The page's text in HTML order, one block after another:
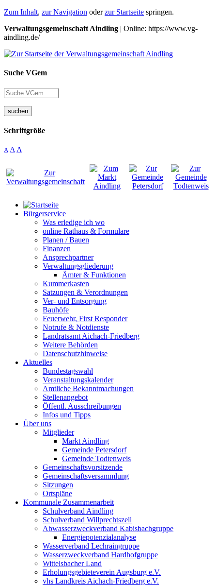
Zum Inhalt, zur Navigation oderzur Startseite springen.
Verwaltungsgemeinschaft Aindling | Online: https://www.vg-
aindling.de/
Suche VGem
suchen
Schriftgröße
A A A
Bürgerservice
Was erledige ich wo
online Rathaus & Formulare
Planen / Bauen
Finanzen
Ansprechpartner
Verwaltungsgliederung
Ämter & Funktionen
Kummerkasten
Satzungen & Verordnungen
Ver- und Entsorgung
Bauhöfe
Feuerwehr, First Responder
Notrufe & Notdienste
Landratsamt Aichach-Friedberg
Weitere Behörden
Datenschutzhinweise
Aktuelles
Bundestagswahl
Veranstaltungskalender
Amtliche Bekanntmachungen
Stellenangebot
Öffentl. Ausschreibungen
Infos und Tipps
Über uns
Mitglieder
Markt Aindling
Gemeinde Petersdorf
Gemeinde Todtenweis
Gemeinschaftsvorsitzende
Gemeinschaftsversammlung
Sitzungen
Ortspläne
Kommunale Zusammenarbeit
Schulverband Aindling
Schulverband Willprechtszell
Abwasserzweckverband Kabisbachgruppe
Energiepotenzialanalyse
Wasserverband Lechraingruppe
Wasserzweckverband Hardhofgruppe
Wittelsbacher Land
Erholungsgebieteverein Augsburg e.V.
vhs Landkreis Aichach-Friedberg e.V.